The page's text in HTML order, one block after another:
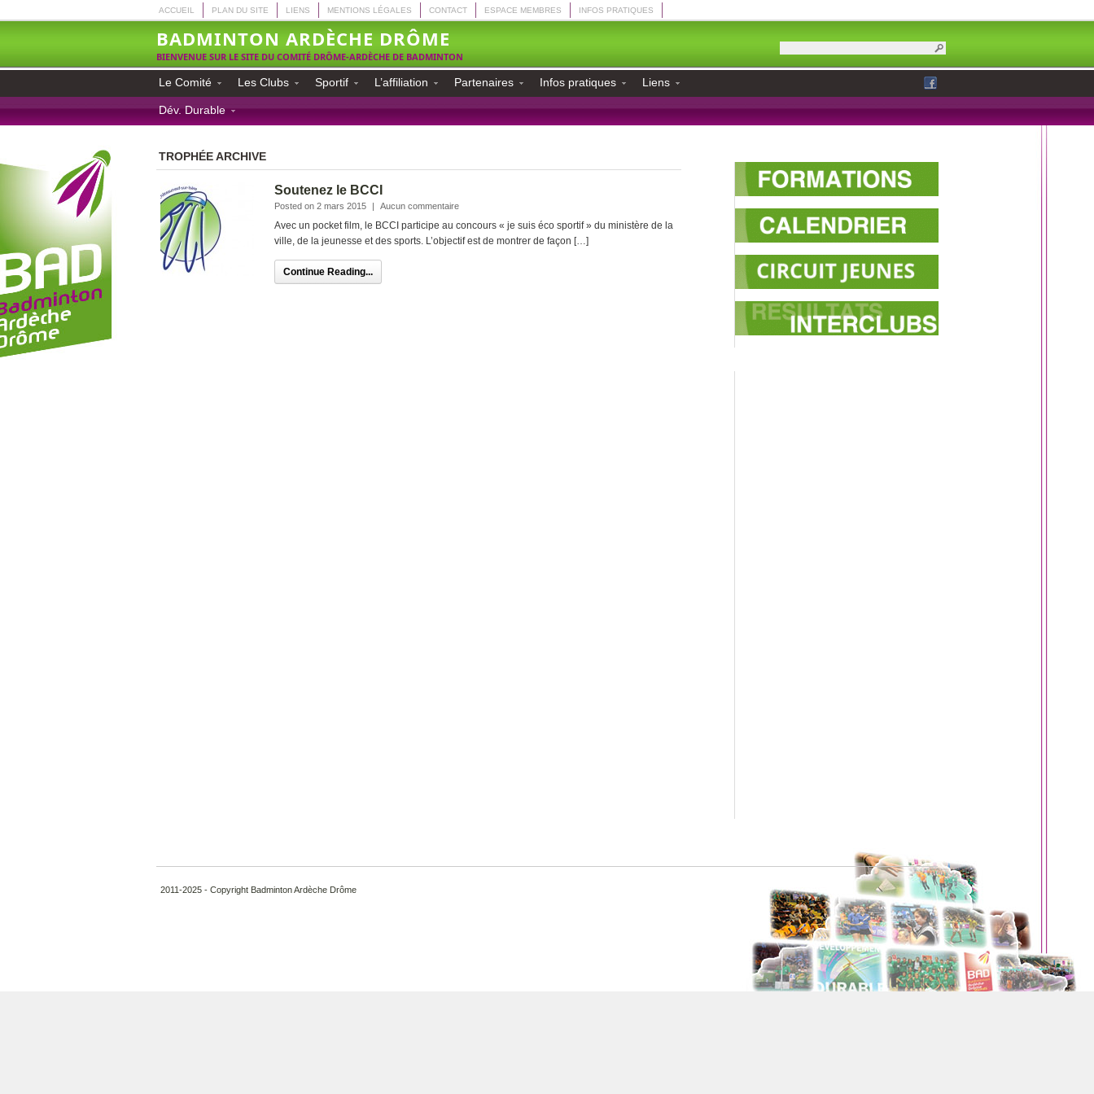
ACCUEIL PLAN DU SITE LIENS MENTIONS LÉGALES CONTACT ESPACE MEMBRES INFOS PRATIQUES
BADMINTON ARDÈCHE DRÔME
BIENVENUE SUR LE SITE DU COMITÉ DRÔME-ARDÈCHE DE BADMINTON
Le Comité Les Clubs Sportif L’affiliation Partenaires Infos pratiques Liens
Dév. Durable
TROPHÉE ARCHIVE
Soutenez le BCCI
Posted on 2 mars 2015 | Aucun commentaire
Avec un pocket film, le BCCI participe au concours « je suis éco sportif » du ministère de la
ville, de la jeunesse et des sports. L’objectif est de montrer de façon […]
Continue Reading...
2011-2025 - Copyright Badminton Ardèche Drôme